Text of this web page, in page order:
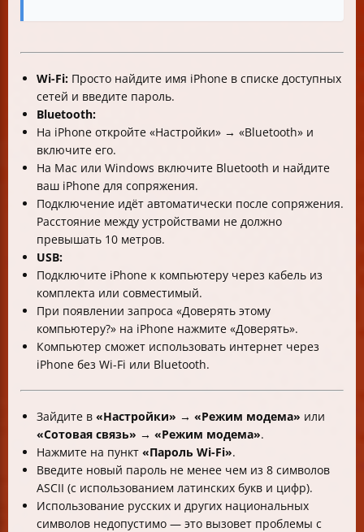
Wi-Fi: Просто найдите имя iPhone в списке доступных
сетей и введите пароль.
Bluetooth:
На iPhone откройте «Настройки» → «Bluetooth» и
включите его.
На Mac или Windows включите Bluetooth и найдите
ваш iPhone для сопряжения.
Подключение идёт автоматически после сопряжения.
Расстояние между устройствами не должно
превышать 10 метров.
USB:
Подключите iPhone к компьютеру через кабель из
комплекта или совместимый.
При появлении запроса «Доверять этому
компьютеру?» на iPhone нажмите «Доверять».
Компьютер сможет использовать интернет через
iPhone без Wi-Fi или Bluetooth.
Зайдите в «Настройки» → «Режим модема» или
«Сотовая связь» → «Режим модема».
Нажмите на пункт «Пароль Wi-Fi».
Введите новый пароль не менее чем из 8 символов
ASCII (с использованием латинских букв и цифр).
Использование русских и других национальных
символов недопустимо — это вызовет проблемы с